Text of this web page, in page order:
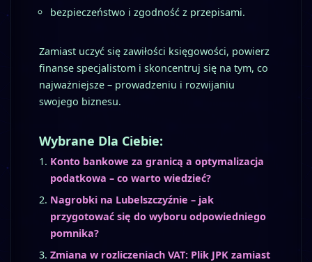
bezpieczeństwo i zgodność z przepisami.
Zamiast uczyć się zawiłości księgowości, powierz
finanse specjalistom i skoncentruj się na tym, co
najważniejsze – prowadzeniu i rozwijaniu
swojego biznesu.
Wybrane Dla Ciebie:
Konto bankowe za granicą a optymalizacja
podatkowa – co warto wiedzieć?
Nagrobki na Lubelszczyźnie – jak
przygotować się do wyboru odpowiedniego
pomnika?
Zmiana w rozliczeniach VAT: Plik JPK zamiast